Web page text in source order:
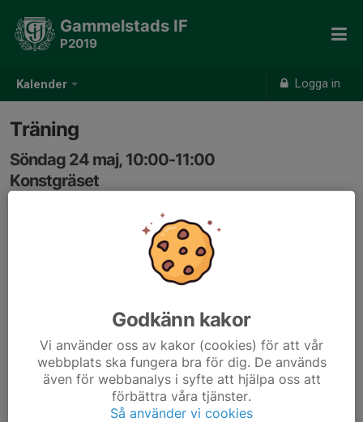
Kalender Logga in
Gammelstads IF
P2019
Träning
Söndag 24 maj, 10:00-11:00
Konstgräset
Godkänn kakor
Vi använder oss av kakor (cookies) för att vår
webbplats ska fungera bra för dig. De används
även för webbanalys i syfte att hjälpa oss att
förbättra våra tjänster.
Så använder vi cookies